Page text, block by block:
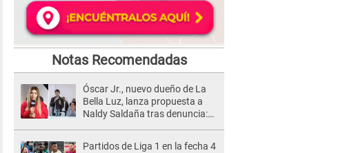
Notas Recomendadas
Óscar Jr., nuevo dueño de La
Bella Luz, lanza propuesta a
Naldy Saldaña tras denuncia:
Partidos de Liga 1 en la fecha 4